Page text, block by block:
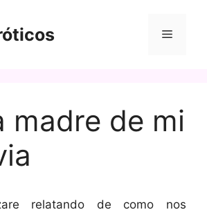
Menú
madre de mi
relatando de como nos